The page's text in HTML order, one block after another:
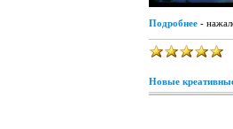
Подробнее -
Новые